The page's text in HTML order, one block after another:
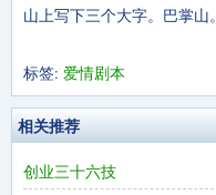
山上写下三个大字。巴掌山。
标签: 爱情剧本
相关推荐
创业三十六技